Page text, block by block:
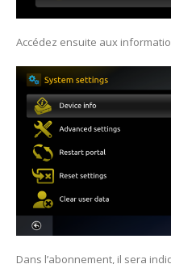
Accédez ensuite aux
Dans l’abonnement, il sera